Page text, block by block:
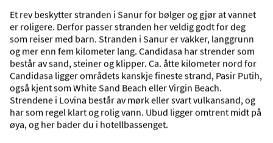
Sativa Sanur Cottages
Sanur, Bali, Indonesia
Pakkereise med fly og hotell
Et rev beskytter stranden i Sanur for bølger og gjør at vannet
er roligere. Derfor passer stranden her veldig godt for deg
som reiser med barn. Stranden i Sanur er vakker, langgrunn
og mer enn fem kilometer lang. Candidasa har strender som
består av sand, steiner og klipper. Ca. åtte kilometer nord for
Candidasa ligger områdets kanskje fineste strand, Pasir Putih,
også kjent som White Sand Beach eller Virgin Beach.
Strendene i Lovina består av mørk eller svart vulkansand, og
har som regel klart og rolig vann. Ubud ligger omtrent midt på
øya, og her bader du i hotellbassenget.